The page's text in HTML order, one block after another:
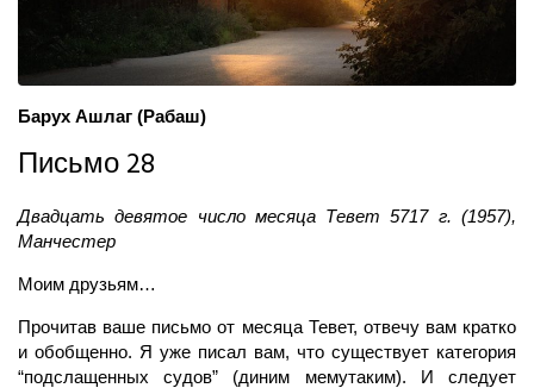
Барух Ашлаг (Рабаш)
Письмо 28
Двадцать девятое число месяца Тевет 5717 г. (1957),
Манчестер
Моим друзьям…
Прочитав ваше письмо от месяца Тевет, отвечу вам кратко
и обобщенно. Я уже писал вам, что существует категория
“подслащенных судов” (диним мемутаким). И следует